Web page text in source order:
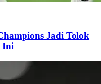
Jadi Tolok
Ini